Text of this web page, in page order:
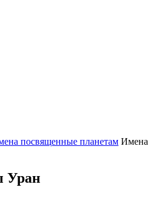
посвященные планетам Имена
Уран